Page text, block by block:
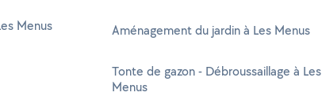
Menus Aménagement du jardin à Les Menus
Tonte de gazon - Débroussaillage à Les
Menus